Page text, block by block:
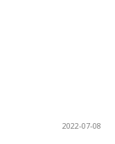
2022-07-08